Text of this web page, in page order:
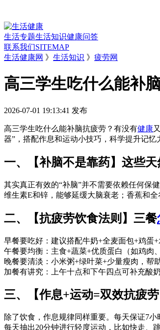
生活专题生活知识健康问答
联系我们SITEMAP
生活健康网 》 生活知识 》 疲劳网
高三学生吃什么能补
2026-07-01 19:13:41 发布
高三学生吃什么能补脑抗疲劳？有没有健康
器”，搭配作息和运动小技巧，科学提升记忆
一、【补脑不是靠药】这些
其实真正有效的“补脑”并不需要依赖任何保
维生素E和锌，能够延缓大脑衰老；香蕉和
二、【抗疲劳饮食法则】三餐
早餐要吃好：建议搭配牛奶+全麦面包+鸡蛋
午餐要均衡：主食+蔬菜+优质蛋白（如鸡肉
晚餐要清淡：小米粥+绿叶菜+少量瘦肉，帮
加餐有讲究：上午十点和下午四点可补充酸
三、【作息+运动=双效抗疲
除了饮食，作息规律同样重要。每天保证7
每天抽出20分钟进行轻度运动，比如快走、